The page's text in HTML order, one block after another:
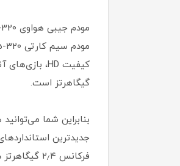
گیگاهرتز است.
فرکانس ۲٫۴ گیگاهرتز در شرایطی که هیچ مانعی در محیط میان دستگاه و مودم قرار نگیرد، سرعت ۳۰۰ مگابایت بر ثانیه را در اختیار شما قرار می‌دهد.